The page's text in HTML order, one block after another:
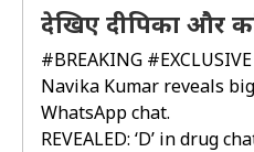
देखिए दीपिका और
#BREAKING #EXCLUSIVE
Navika Kumar reveals
WhatsApp chat.
REVEALED: ‘D’ in drug